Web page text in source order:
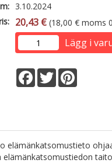
3.10.2024
20,43 € (18,00 € moms
Lägg i
Facebook
Twitter
elämänkatsomustieto
elämänkatsomustiedon